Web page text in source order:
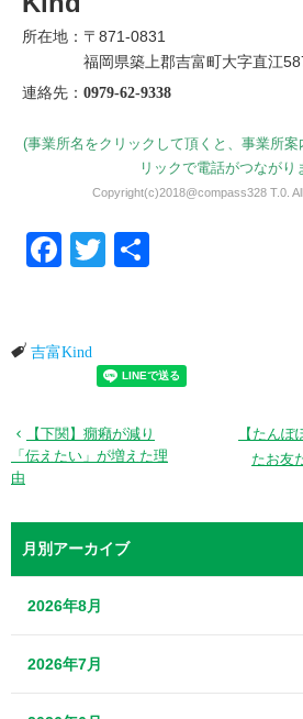
所在地：〒871-0831
福岡県築上郡吉富町大字直江
連絡先： 0979-62-9338
(事業所名をクリックして頂くと、事業所
リックで電話がつながり
Copyright(c)2018@compass328 T.0.
FacebookTwitter
吉富Kind
【下関】癇癪が減り
「伝えたい」が増えた理
由
【たん
たお友
月別アーカイブ
2026年8月
2026年7月